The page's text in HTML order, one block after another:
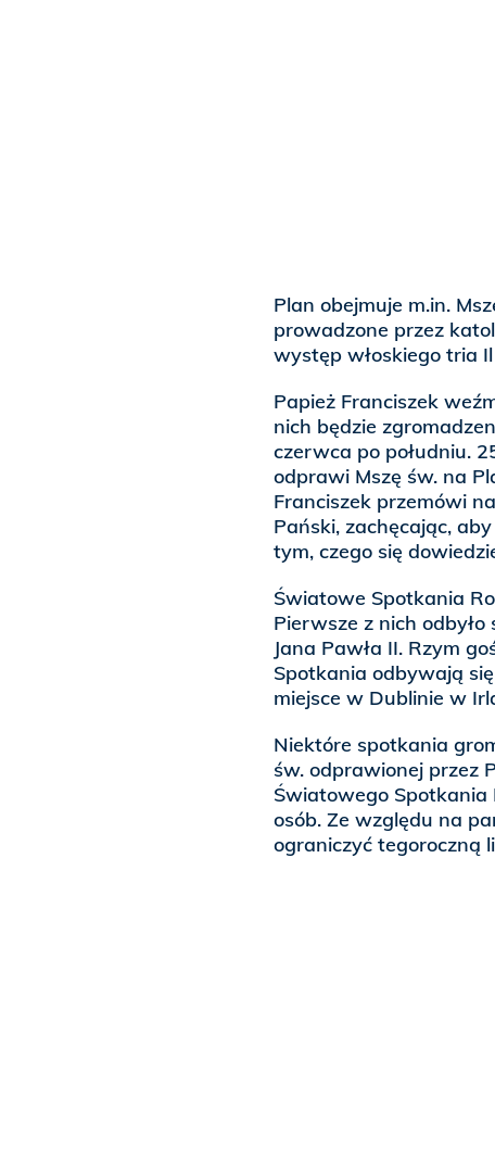
Plan obejmuje m.in.
prowadzone przez
występ włoskiego tria Il
Papież Franciszek
nich będzie
czerwca po południu.
odprawi Mszę św. na
Franciszek przemówi
Pański, zachęcając,
tym, czego się
Światowe Spotkania
Pierwsze z nich
Jana Pawła II. Rzym
Spotkania odbywają
miejsce w Dublinie w
Niektóre spotkania
św. odprawionej przez
Światowego Spotkania
osób. Ze względu na
ograniczyć tegoroczną